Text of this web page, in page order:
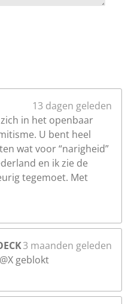
13 dagen geleden
in het openbaar
U bent heel
wat voor “narigheid”
en ik zie de
tegemoet. Met
3 maanden geleden
geblokt